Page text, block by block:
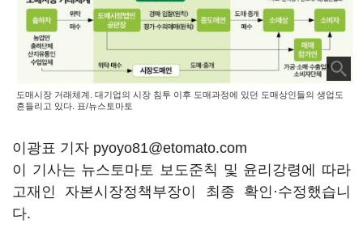
도매시장 거래체계. 대기업의 시장 침투 이후 도매과정에 있던 도매상인들의 생업도
흔들리고 있다. 표/뉴스토마토
이광표 기자 pyoyo81@etomato.com
이 기사는 뉴스토마토 보도준칙 및 윤리강령에 따라
고재인 자본시장정책부장이 최종 확인·수정했습니
다.